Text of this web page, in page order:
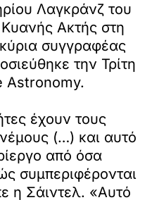
Λαγκράνζ του
Ακτής στη
συγγραφέας
την Τρίτη
Astronomy.
έχουν τους
(…) και αυτό
από όσα
συμπεριφέρονται
η Σάιντελ. «Αυτό